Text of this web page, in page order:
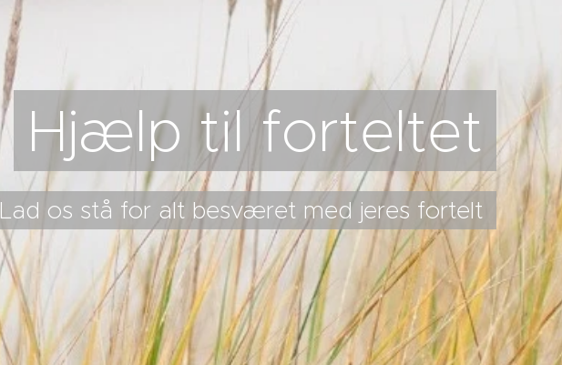
Hjælp til forteltet
Lad os stå for alt besværet med jeres fortelt